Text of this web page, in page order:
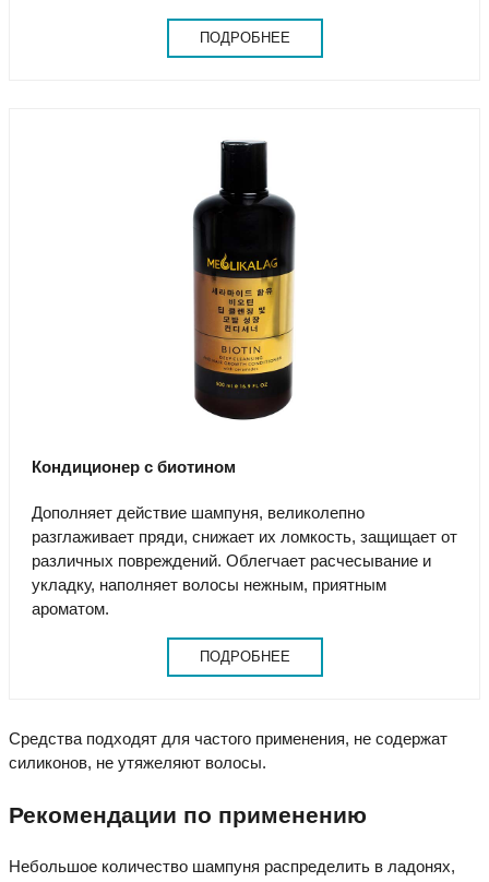
ПОДРОБНЕЕ
Кондиционер с биотином
Дополняет действие шампуня, великолепно
разглаживает пряди, снижает их ломкость, защищает от
различных повреждений. Облегчает расчесывание и
укладку, наполняет волосы нежным, приятным
ароматом.
ПОДРОБНЕЕ
Средства подходят для частого применения, не содержат
силиконов, не утяжеляют волосы.
Рекомендации по применению
Небольшое количество шампуня распределить в ладонях,